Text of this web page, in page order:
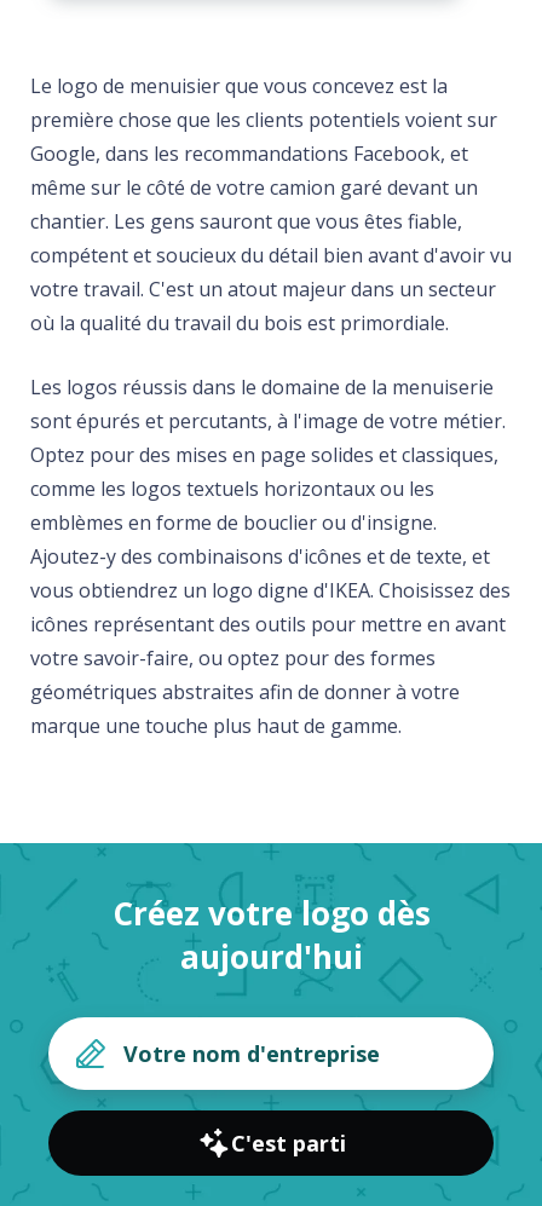
Le logo de menuisier que vous concevez est la
première chose que les clients potentiels voient sur
Google, dans les recommandations Facebook, et
même sur le côté de votre camion garé devant un
chantier. Les gens sauront que vous êtes fiable,
compétent et soucieux du détail bien avant d'avoir vu
votre travail. C'est un atout majeur dans un secteur
où la qualité du travail du bois est primordiale.
Les logos réussis dans le domaine de la menuiserie
sont épurés et percutants, à l'image de votre métier.
Optez pour des mises en page solides et classiques,
comme les logos textuels horizontaux ou les
emblèmes en forme de bouclier ou d'insigne.
Ajoutez-y des combinaisons d'icônes et de texte, et
vous obtiendrez un logo digne d'IKEA. Choisissez des
icônes représentant des outils pour mettre en avant
votre savoir-faire, ou optez pour des formes
géométriques abstraites afin de donner à votre
marque une touche plus haut de gamme.
Créez votre logo dès
aujourd'hui
C'est parti